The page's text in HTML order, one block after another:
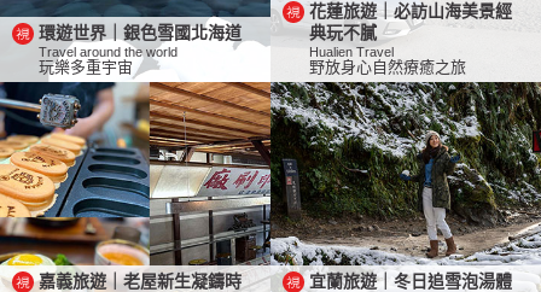
環遊世界｜銀色雪國北海道
Travel around the world
玩樂多重宇宙
花蓮旅遊｜必訪山海美景經
典玩不膩
Hualien Travel
野放身心自然療癒之旅
嘉義旅遊｜老屋新生凝鑄時
宜蘭旅遊｜冬日追雪泡湯體